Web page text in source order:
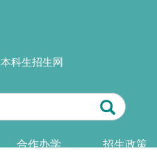
本科生招生网
合作办学 招生政策